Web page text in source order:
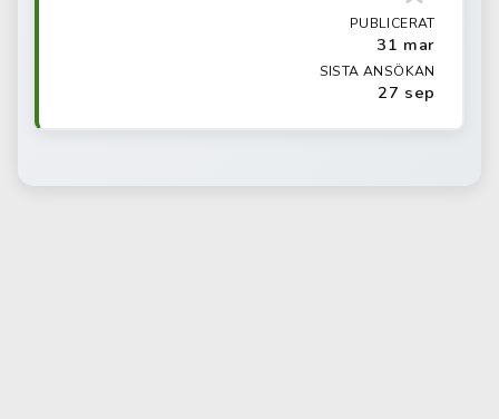
PUBLICERAT
31 mar
SISTA ANSÖKAN
27 sep